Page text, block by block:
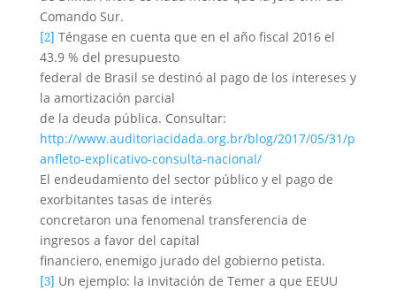
Comando Sur.
[2] Téngase en cuenta que en el año fiscal 2016 el
43.9 % del presupuesto
federal de Brasil se destinó al pago de los intereses y
la amortización parcial
de la deuda pública. Consultar:
http://www.auditoriacidada.org.br/blog/2017/05/31/p
anfleto-explicativo-consulta-nacional/
El endeudamiento del sector público y el pago de
exorbitantes tasas de interés
concretaron una fenomenal transferencia de
ingresos a favor del capital
financiero, enemigo jurado del gobierno petista.
[3] Un ejemplo: la invitación de Temer a que EEUU